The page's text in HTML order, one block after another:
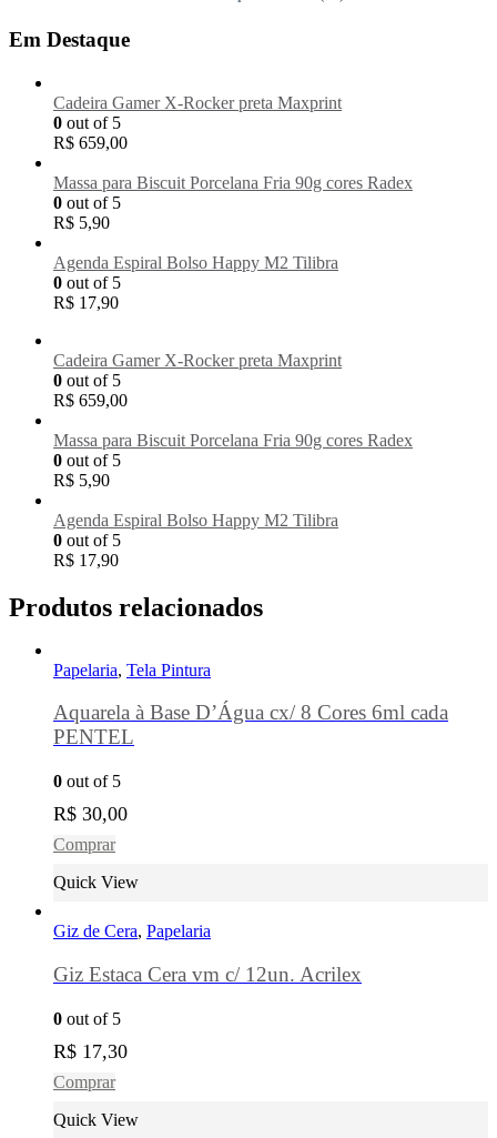
Em Destaque
Cadeira Gamer X-Rocker preta Maxprint
0 out of 5
R$ 659,00
Massa para Biscuit Porcelana Fria 90g cores Radex
0 out of 5
R$ 5,90
Agenda Espiral Bolso Happy M2 Tilibra
0 out of 5
R$ 17,90
Cadeira Gamer X-Rocker preta Maxprint
0 out of 5
R$ 659,00
Massa para Biscuit Porcelana Fria 90g cores Radex
0 out of 5
R$ 5,90
Agenda Espiral Bolso Happy M2 Tilibra
0 out of 5
R$ 17,90
Produtos relacionados
Papelaria, Tela Pintura
Aquarela à Base D’Água cx/ 8 Cores 6ml cada
PENTEL
0 out of 5
R$ 30,00
Comprar
Quick View
Giz de Cera, Papelaria
Giz Estaca Cera vm c/ 12un. Acrilex
0 out of 5
R$ 17,30
Comprar
Quick View